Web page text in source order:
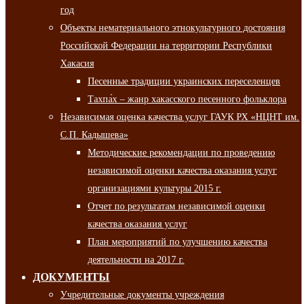
год
Объекты нематериального этнокультурного достояния
Российской Федерации на территории Республики
Хакасия
Песенные традиции украинских переселенцев
Тахпа́х – жанр хакасского песенного фольклора
Независимая оценка качества услуг ГАУК РХ «НЦНТ им.
С.П. Кадышева»
Методические рекомендации по проведению
независимой оценки качества оказания услуг
организациями культуры 2015 г.
Отчет по результатам независимой оценки
качества оказания услуг
План мероприятий по улучшению качества
деятельности на 2017 г.
ДОКУМЕНТЫ
Учредительные документы учреждения